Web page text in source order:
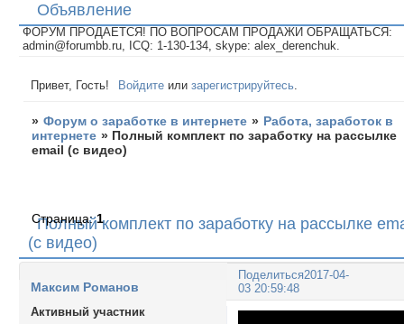
Объявление
ФОРУМ ПРОДАЕТСЯ! ПО ВОПРОСАМ ПРОДАЖИ ОБРАЩАТЬСЯ:
admin@forumbb.ru, ICQ: 1-130-134, skype: alex_derenchuk.
Привет, Гость! Войдите илизарегистрируйтесь
» Форум о заработке в интернете » Работа, заработок в
интернете » Полный комплект по заработку на рассылке
email (с видео)
Полный комплект по заработку на рассылке
(с видео)
Страница:1
Поделиться2017-04-
03 20:59:48
Максим Романов
Активный участник